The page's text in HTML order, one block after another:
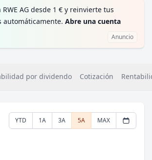
AG desde 1 € y reinvierte tus
automáticamente. Abre una cuenta
Anuncio
por dividendo Cotización
YTD 1A 3A 5A MAX